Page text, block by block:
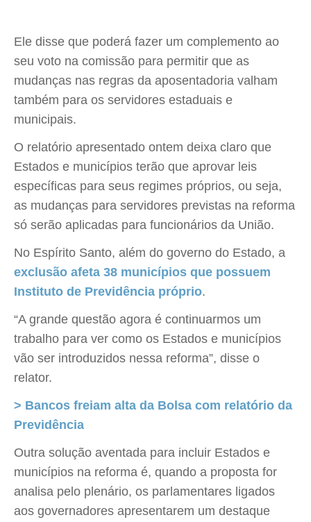
Ele disse que poderá fazer um complemento ao
seu voto na comissão para permitir que as
mudanças nas regras da aposentadoria valham
também para os servidores estaduais e
municipais.
O relatório apresentado ontem deixa claro que
Estados e municípios terão que aprovar leis
específicas para seus regimes próprios, ou seja,
as mudanças para servidores previstas na reforma
só serão aplicadas para funcionários da União.
No Espírito Santo, além do governo do Estado, a
exclusão afeta 38 municípios que possuem
Instituto de Previdência próprio.
“A grande questão agora é continuarmos um
trabalho para ver como os Estados e municípios
vão ser introduzidos nessa reforma”, disse o
relator.
> Bancos freiam alta da Bolsa com relatório da
Previdência
Outra solução aventada para incluir Estados e
municípios na reforma é, quando a proposta for
analisa pelo plenário, os parlamentares ligados
aos governadores apresentarem um destaque